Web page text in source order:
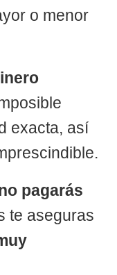
o menor
exacta, así
pagarás
te aseguras